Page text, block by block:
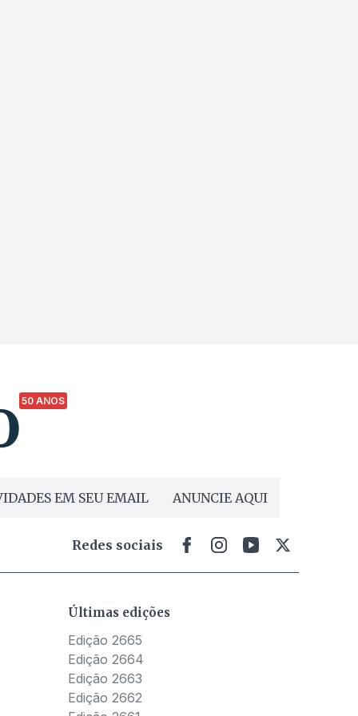
50 ANOS
EM SEU EMAIL ANUNCIE AQUI
Redes sociais
Últimas edições
Edição 2665
Edição 2664
Edição 2663
Edição 2662